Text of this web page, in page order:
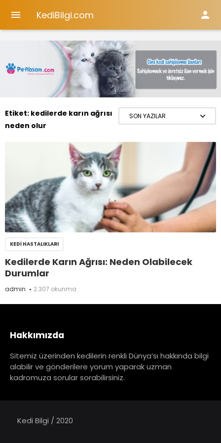
 KediBilgi.com 
Etiket: kedilerde karın ağrısı
neden olur
KEDI HASTALIKLARI
Kedilerde Karın Ağrısı: Neden Olabilecek
Durumlar
admin 2.307 okunma
Hakkımızda
Sitemiz üzerinden kedilerin renkli Dünya’sı hakkında bilgi
alabilir ve gönderilere yorum yaparak uzman
kadromuza sorular sorabilirsiniz.
Kedi Bilgi / 2020